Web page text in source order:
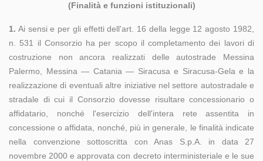
(Finalità e funzioni istituzionali)
1. Ai sensi e per gli effetti dell'art. 16 della legge 12 agosto 1982,
n. 531 il Consorzio ha per scopo il completamento dei lavori di
costruzione non ancora realizzati delle autostrade Messina
Palermo, Messina — Catania — Siracusa e Siracusa-Gela e la
realizzazione di eventuali altre iniziative nel settore autostradale e
stradale di cui il Consorzio dovesse risultare concessionario o
affidatario, nonché l'esercizio dell'intera rete assentita in
concessione o affidata, nonché, più in generale, le finalità indicate
nella convenzione sottoscritta con Anas S.p.A. in data 27
novembre 2000 e approvata con decreto interministeriale e le sue